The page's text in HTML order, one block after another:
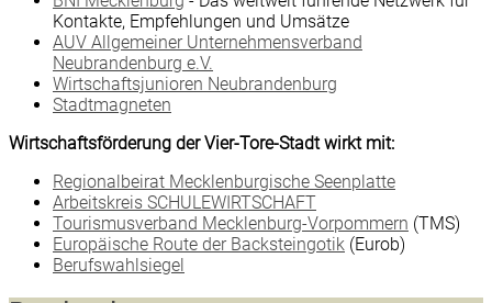
Kontakte, Empfehlungen und Umsätze
AUV Allgemeiner Unternehmensverband
Neubrandenburg e.V.
Wirtschaftsjunioren Neubrandenburg
Stadtmagneten
Wirtschaftsförderung der Vier-Tore-Stadt wirkt mit:
Regionalbeirat Mecklenburgische Seenplatte
Arbeitskreis SCHULEWIRTSCHAFT
Tourismusverband Mecklenburg-Vorpommern (TMS)
Europäische Route der Backsteingotik (Eurob)
Berufswahlsiegel